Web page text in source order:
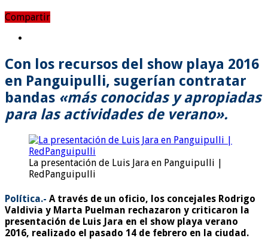
Compartir
Con los recursos del show playa 2016
en Panguipulli, sugerían contratar
bandas «más conocidas y apropiadas
para las actividades de verano».
La presentación de Luis Jara en Panguipulli |
RedPanguipulli
Política.- A través de un oficio, los concejales Rodrigo
Valdivia y Marta Puelman rechazaron y criticaron la
presentación de Luis Jara en el show playa verano
2016, realizado el pasado 14 de febrero en la ciudad.